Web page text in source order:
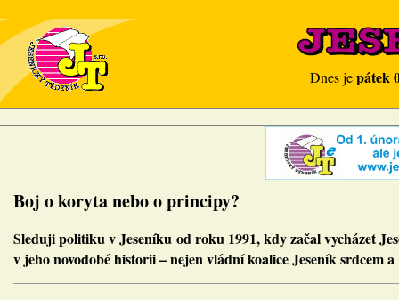
Dnes jepátek
Boj o koryta nebo o principy?
Sleduji politiku v Jeseníku od roku 1991, kdy začal vycházet
v jeho novodobé historii – nejen vládní koalice Jeseník srdcem